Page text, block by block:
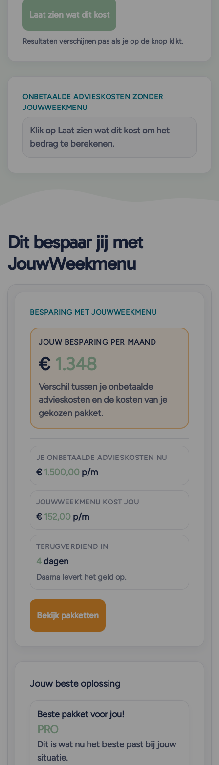
Laat zien wat dit kost
Resultaten verschijnen pas als je op de knop klikt.
ONBETAALDE ADVIESKOSTEN ZONDER
JOUWWEEKMENU
Klik op Laat zien wat dit kost om het
bedrag te berekenen.
Dit bespaar jij met
JouwWeekmenu
BESPARING MET JOUWWEEKMENU
JOUW BESPARING PER MAAND
€ 1.348
Verschil tussen je onbetaalde
advieskosten en de kosten van je
gekozen pakket.
JE ONBETAALDE ADVIESKOSTEN NU
€ 1.500,00 p/m
JOUWWEEKMENU KOST JOU
€ 152,00 p/m
TERUGVERDIEND IN
4dagen
Daarna levert het geld op.
Bekijk pakketten
Jouw beste oplossing
Beste pakket voor jou!
PRO
Dit is wat nu het beste past bij jouw
situatie.